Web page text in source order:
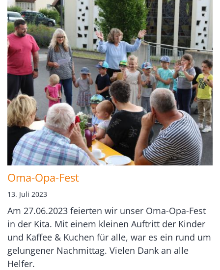
Oma-Opa-Fest
13. Juli 2023
Am 27.06.2023 feierten wir unser Oma-Opa-Fest
in der Kita. Mit einem kleinen Auftritt der Kinder
und Kaffee & Kuchen für alle, war es ein rund um
gelungener Nachmittag. Vielen Dank an alle
Helfer.